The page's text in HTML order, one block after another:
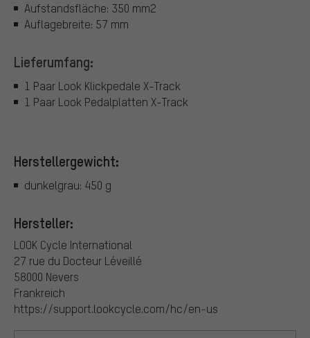
Aufstandsfläche: 350 mm2
Auflagebreite: 57 mm
Lieferumfang:
1 Paar Look Klickpedale X-Track
1 Paar Look Pedalplatten X-Track
Herstellergewicht:
dunkelgrau: 450 g
Hersteller:
LOOK Cycle International
27 rue du Docteur Léveillé
58000 Nevers
Frankreich
https://support.lookcycle.com/hc/en-us